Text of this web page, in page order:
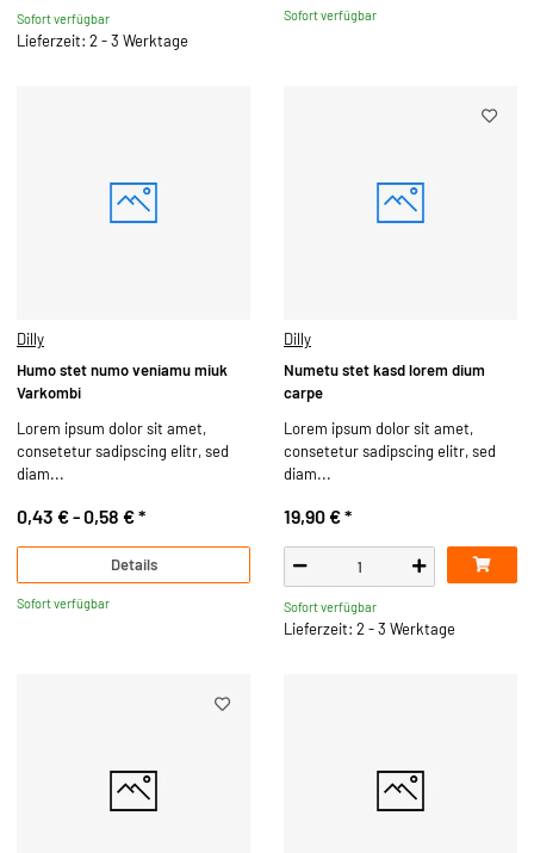
Sofort verfügbar
Lieferzeit: 2 - 3 Werktage
Sofort verfügbar
Dilly
Humo stet numo veniamu miuk
Varkombi
Lorem ipsum dolor sit amet,
consetetur sadipscing elitr, sed
diam...
0,43 € -0,58 €*
Details
Sofort verfügbar
Dilly
Numetu stet kasd lorem dium
carpe
Lorem ipsum dolor sit amet,
consetetur sadipscing elitr, sed
diam...
19,90 €*
Sofort verfügbar
Lieferzeit: 2 - 3 Werktage